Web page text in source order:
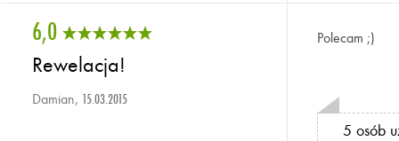
6,0
Rewelacja!
Damian, 15.03.2015
Polecam ;)
5 osób